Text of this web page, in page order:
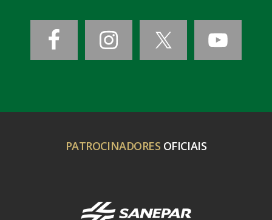
PATROCINADORES OFICIAIS